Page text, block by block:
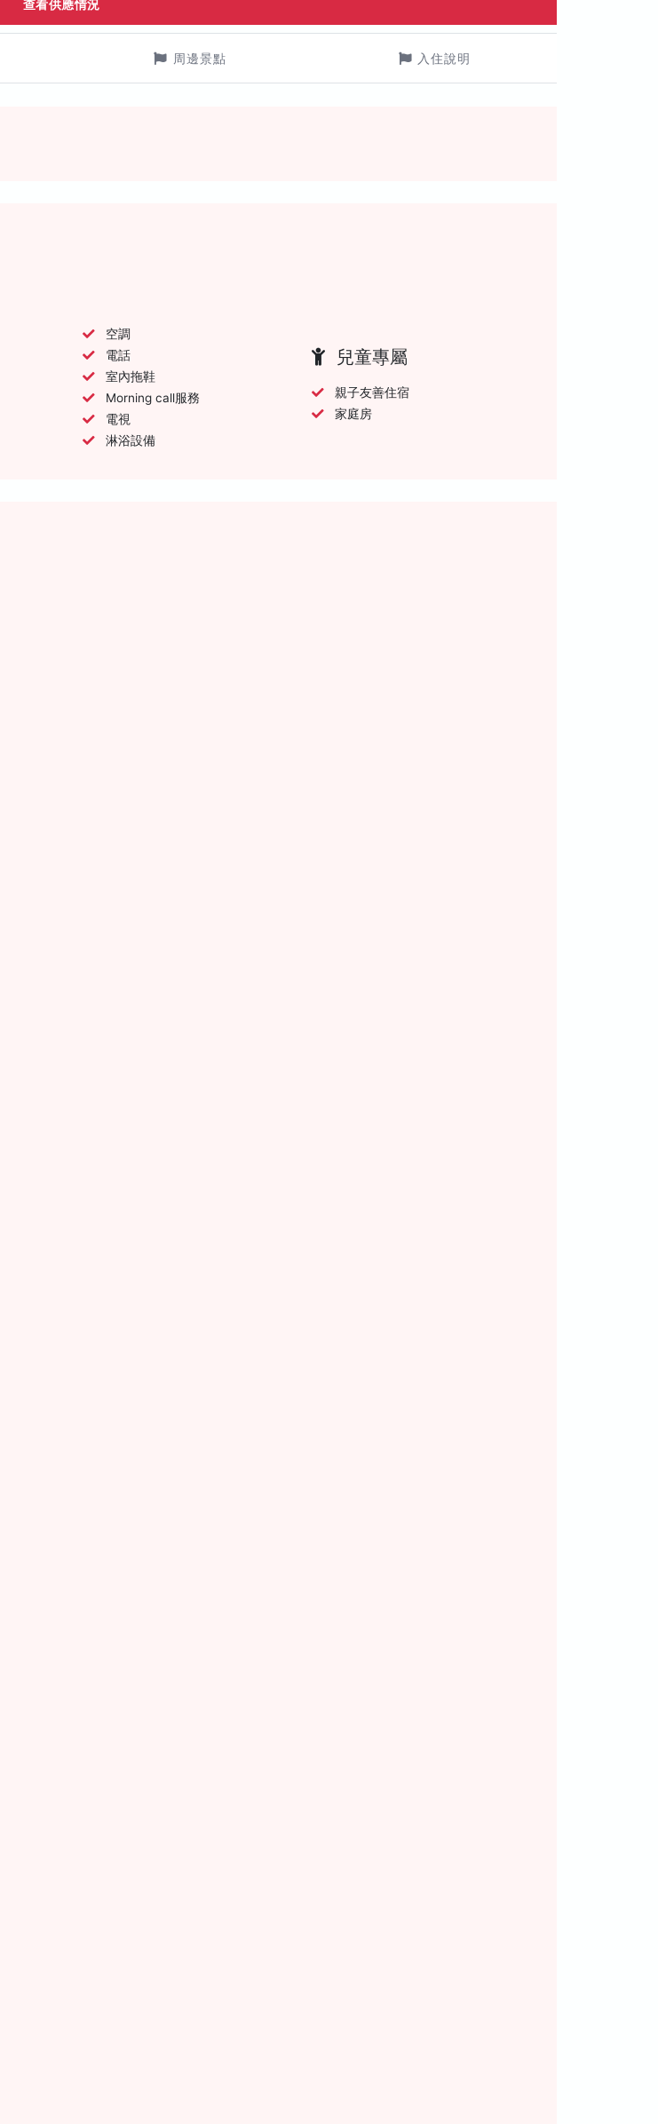
查看供應情況
周邊景點 入住說明
空調
電話
室內拖鞋
Morning call服務
電視
淋浴設備
兒童專屬
親子友善住宿
家庭房